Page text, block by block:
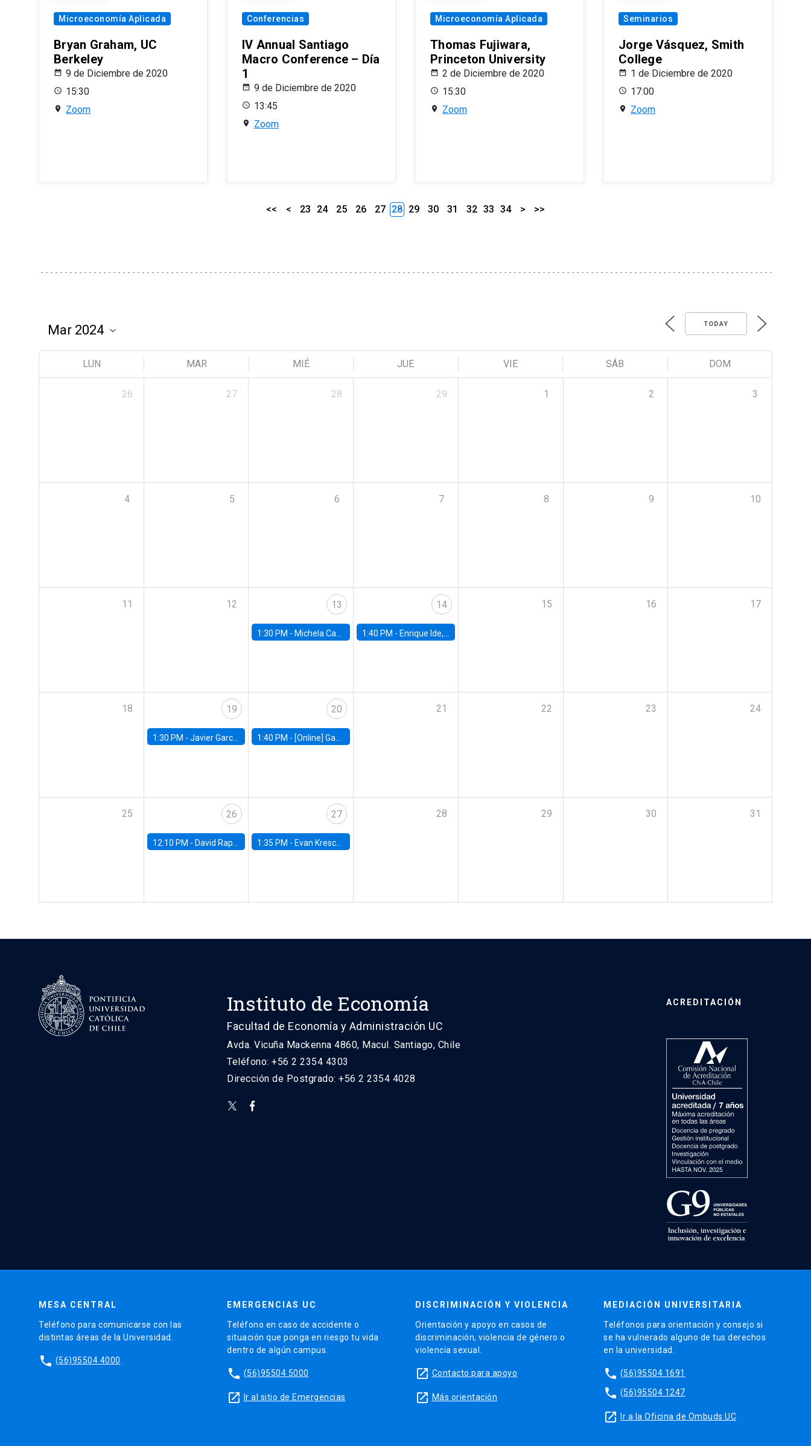
Microeconomía Aplicada
Bryan Graham, UC
Berkeley
9 de Diciembre de 2020
15:30
Zoom
Conferencias
IV Annual Santiago
Macro Conference – Día
1
9 de Diciembre de 2020
13:45
Zoom
Microeconomía Aplicada
Thomas Fujiwara,
Princeton University
2 de Diciembre de 2020
15:30
Zoom
Seminarios
Jorge Vásquez, Smith
College
1 de Diciembre de 2020
17:00
Zoom
<< < 23 24 25 26 27 28 29 30 31 32 33 34 > >>
TODAY
LUN MAR MIÉ JUE VIE SÁB DOM
26 27 28 29 1 2 3
4 5 6 7 8 9 10
11 12 13
1:30 PM - Michela Carlana, Harvard Kennedy School
14
1:40 PM - Enrique Ide, IESE
15 16 17
18 19
1:30 PM - Javier Garcia Cicco, Universidad de San Andres
20
1:40 PM - [Online] Gabriel Englander, World Bank
21 22 23 24
25 26
12:10 PM - David Rappoport, FED Board
27
1:35 PM - Evan Kresch, Oberlin College
28 29 30 31
Instituto de Economía
Facultad de Economía y Administración UC
Avda. Vicuña Mackenna 4860, Macul. Santiago, Chile
Teléfono: +56 2 2354 4303
Dirección de Postgrado: +56 2 2354 4028
ACREDITACIÓN
MESA CENTRAL
Teléfono para comunicarse con las
distintas áreas de la Universidad.
phone (56)95504 4000
EMERGENCIAS UC
Teléfono en caso de accidente o
situación que ponga en riesgo tu vida
dentro de algún campus.
phone (56)95504 5000
launch Ir al sitio de Emergencias
DISCRIMINACIÓN Y VIOLENCIA
Orientación y apoyo en casos de
discriminación, violencia de género o
violencia sexual.
launch Contacto para apoyo
launch Más orientación
MEDIACIÓN UNIVERSITARIA
Teléfonos para orientación y consejo si
se ha vulnerado alguno de tus derechos
en la universidad.
phone (56)95504 1691
phone (56)95504 1247
launch Ir a la Oficina de Ombuds UC